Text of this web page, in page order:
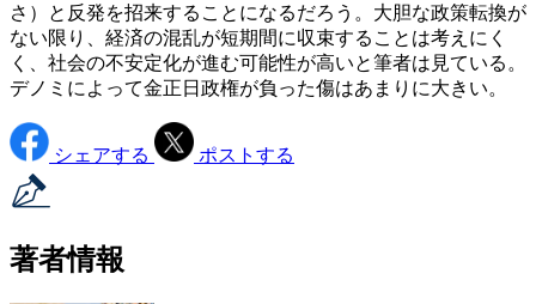
さ）と反発を招来することになるだろう。大胆な政策転換が
ない限り、経済の混乱が短期間に収束することは考えにく
く、社会の不安定化が進む可能性が高いと筆者は見ている。
デノミによって金正日政権が負った傷はあまりに大きい。
シェアする ポストする
著者情報